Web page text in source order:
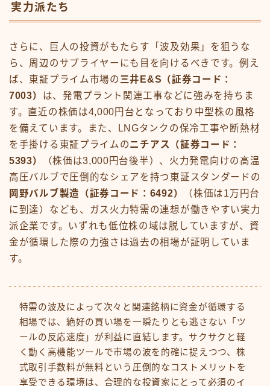
実力派たち
さらに、巨人の投資がもたらす「波及効果」を狙うな
ら、周辺のサプライヤーにも目を向けるべきです。例え
ば、東証プライム市場の 三井E&S（証券コード：
7003） は、発電プラント関連工事などに強みを持ちま
す。直近の株価は4,000円台となっており中型株の風格
を備えています。また、LNGタンクの保冷工事や断熱材
を手掛ける東証プライムのニチアス（証券コード：
5393）
（株価は3,000円台後半）、火力発電向けの高温
高圧バルブで圧倒的なシェアを持つ東証スタンダードの
岡野バルブ製造（証券コード：6492）
（株価は1万円台
に到達）なども、ガス火力特需の連想が働きやすい実力
派企業です。いずれも低位株の域は脱していますが、資
金が循環した際の力強さは過去の相場が証明していま
す。
特需の波及によって次々と関連銘柄に資金が循環する
相場では、絶好の買い場を一瞬たりとも逃さない「ツ
ールの反応速度」が利益に直結します。サクサクと軽
く動く高機能ツールで市場の波を的確に捉えつつ、株
式取引手数料が無料という圧倒的なコストメリットを
享受できる環境は、合理的な投資家にとって必須のイ